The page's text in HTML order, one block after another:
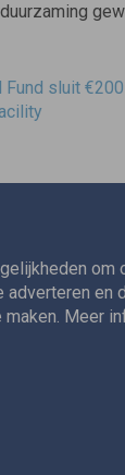
sluit
om
adverteren en
Meer